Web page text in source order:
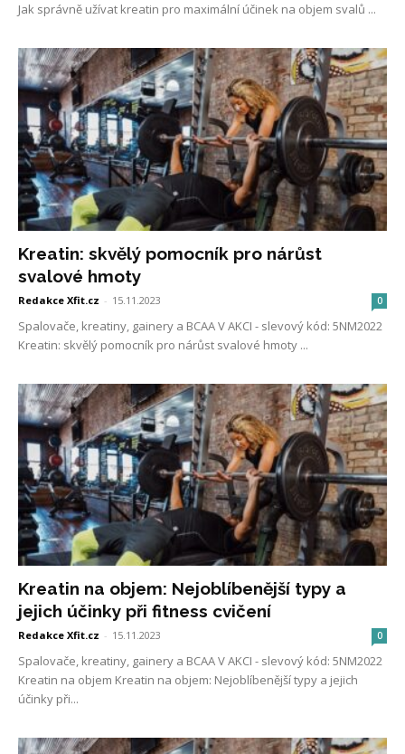
Jak správně užívat kreatin pro maximální účinek na objem svalů ...
Kreatin: skvělý pomocník pro nárůst
svalové hmoty
Redakce Xfit.cz - 15.11.2023 0
Spalovače, kreatiny, gainery a BCAA V AKCI - slevový kód: 5NM2022
Kreatin: skvělý pomocník pro nárůst svalové hmoty ...
Kreatin na objem: Nejoblíbenější typy a
jejich účinky při fitness cvičení
Redakce Xfit.cz - 15.11.2023 0
Spalovače, kreatiny, gainery a BCAA V AKCI - slevový kód: 5NM2022
Kreatin na objem Kreatin na objem: Nejoblíbenější typy a jejich
účinky při...